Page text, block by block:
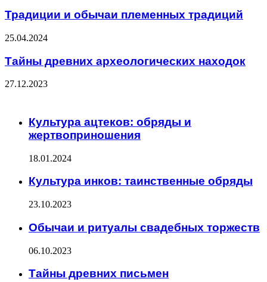
Традиции и обычаи племенных традиций
25.04.2024
Тайны древних археологических находок
27.12.2023
Культура ацтеков: обряды и
жертвоприношения
18.01.2024
Культура инков: таинственные обряды
23.10.2023
Обычаи и ритуалы свадебных торжеств
06.10.2023
Тайны древних письмен